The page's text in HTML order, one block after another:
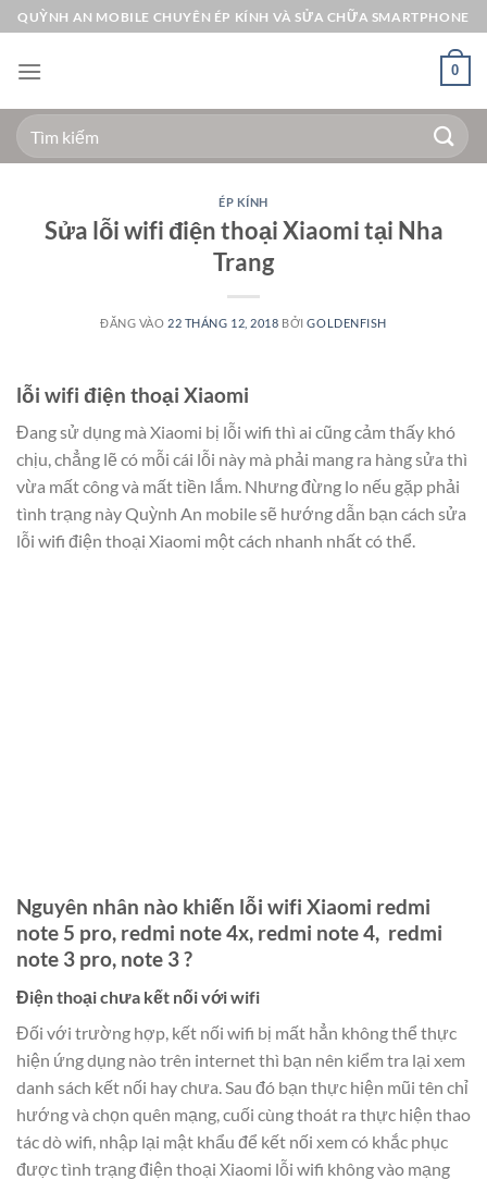
Bỏ
qua
nội
QUỲNH AN MOBILE CHUYÊN ÉP KÍNH VÀ SỬA CHỮA SMARTPHONE
0
Tìm
kiếm:
ÉP KÍNH
Sửa lỗi wifi điện thoại Xiaomi tại Nha
Trang
ĐĂNG VÀO 22 THÁNG 12, 2018 BỞIGOLDENFISH
lỗi wifi điện thoại Xiaomi
Đang sử dụng mà Xiaomi bị lỗi wifi thì ai cũng cảm thấy khó
chịu, chẳng lẽ có mỗi cái lỗi này mà phải mang ra hàng sửa thì
vừa mất công và mất tiền lắm. Nhưng đừng lo nếu gặp phải
tình trạng này Quỳnh An mobile sẽ hướng dẫn bạn cách sửa
lỗi wifi điện thoại Xiaomi một cách nhanh nhất có thể.
Nguyên nhân nào khiến lỗi wifi Xiaomi redmi
note 5 pro, redmi note 4x, redmi note 4, redmi
note 3 pro, note 3 ?
Điện thoại chưa kết nối với wifi
Đối với trường hợp, kết nối wifi bị mất hẳn không thể thực
hiện ứng dụng nào trên internet thì bạn nên kiểm tra lại xem
danh sách kết nối hay chưa. Sau đó bạn thực hiện mũi tên chỉ
hướng và chọn quên mạng, cuối cùng thoát ra thực hiện thao
tác dò wifi, nhập lại mật khẩu để kết nối xem có khắc phục
được tình trạng điện thoại Xiaomi lỗi wifi không vào mạng